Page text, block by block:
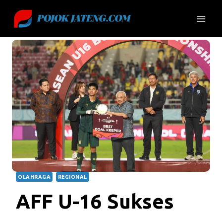
content
OLAHRAGA REGIONAL
AFF U-16 Sukses